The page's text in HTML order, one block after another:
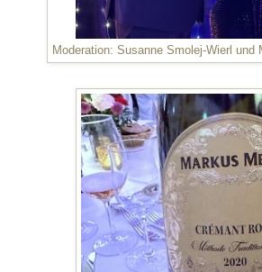
Moderation: Susanne Smolej-Wierl und